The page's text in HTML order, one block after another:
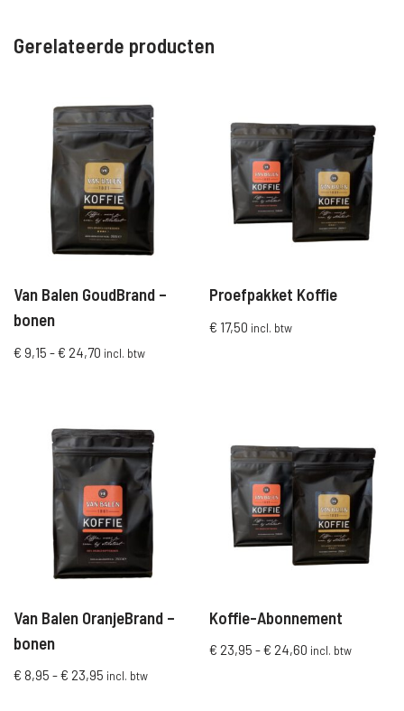
Gerelateerde producten
Van Balen GoudBrand –
bonen
€ 9,15 -€ 24,70 incl. btw
Proefpakket Koffie
€ 17,50 incl. btw
Van Balen OranjeBrand –
bonen
€ 8,95 -€ 23,95 incl. btw
Koffie-Abonnement
€ 23,95 -€ 24,60 incl. btw